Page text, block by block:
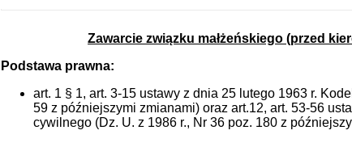
Zawarcie związku małżeńskiego (przed
Podstawa prawna:
art. 1 § 1, art. 3-15 ustawy z dnia 25 lutego 1963 r.
59 z późniejszymi zmianami) oraz art.12, art. 53-56
cywilnego (Dz. U. z 1986 r., Nr 36 poz. 180 z